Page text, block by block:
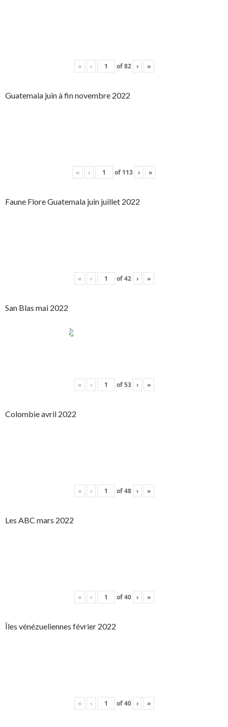
« ‹ of82 › »
Guatemala juin à fin novembre 2022
« ‹ of 113 › »
Faune Flore Guatemala juin juillet 2022
« ‹ of42 › »
San Blas mai 2022
« ‹ of53 › »
Colombie avril 2022
« ‹ of48 › »
Les ABC mars 2022
« ‹ of40 › »
Îles vénézueliennes février 2022
« ‹ of40 › »